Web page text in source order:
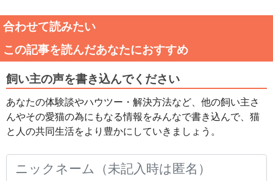
合わせて読みたい
この記事を読んだあなたにおすすめ
飼い主の声を書き込んでください
あなたの体験談やハウツー・解決方法など、他の飼い主さ
んやその愛猫の為にもなる情報をみんなで書き込んで、猫
と人の共同生活をより豊かにしていきましょう。